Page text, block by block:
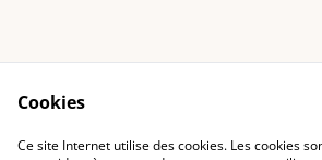
Contact Us
Cookies
Ce site Internet utilise des cookies. Les cookies